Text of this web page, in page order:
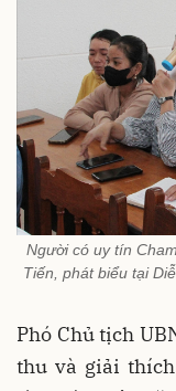
Người có uy tín
Tiến, phát biểu tại
Phó Chủ tịch
thu và giải